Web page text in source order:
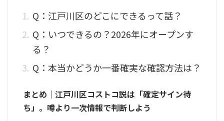
Q：江戸川区のどこにできるって話？
Q：いつできるの？2026年にオープンす
る？
Q：本当かどうか一番確実な確認方法は？
まとめ｜江戸川区コストコ説は「確定サイン待
ち」。噂より一次情報で判断しよう